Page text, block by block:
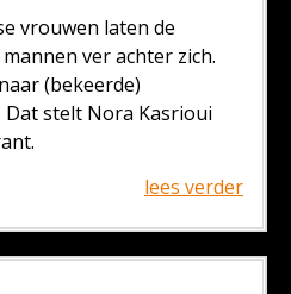
vrouwen laten de
ver achter zich.
(bekeerde)
Dat stelt Nora Kasrioui
lees verder